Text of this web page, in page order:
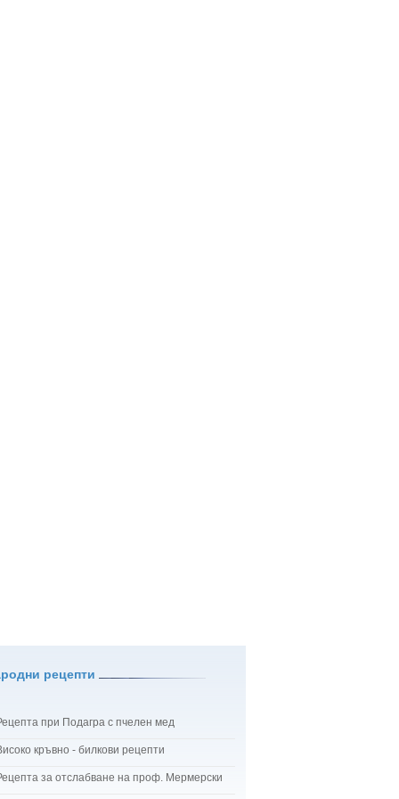
рецепти
при Подагра с пчелен мед
кръвно - билкови рецепти
за отслабване на проф. Мермерски